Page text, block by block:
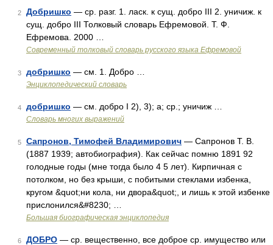
2 Добришко — ср. разг. 1. ласк. к сущ. добро III 2. уничиж. к
сущ. добро III Толковый словарь Ефремовой. Т. Ф.
Ефремова. 2000 …
Современный толковый словарь русского языка Ефремовой
3 добришко — см. 1. Добро …
Энциклопедический словарь
4 добришко — см. добро I 2), 3); а; ср.; уничиж …
Словарь многих выражений
5 Сапронов, Тимофей Владимирович — Сапронов Т. В.
(1887 1939; автобиография). Как сейчас помню 1891 92
голодные годы (мне тогда было 4 5 лет). Кирпичная с
потолком, но без крыши, с побитыми стеклами избенка,
кругом &quot;ни кола, ни двора&quot;, и лишь к этой избенке
прислонился&#8230; …
Большая биографическая энциклопедия
6 ДОБРО — ср. вещественно, все доброе ср. имущество или